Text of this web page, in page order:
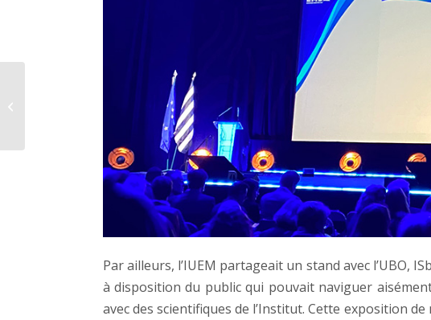
Par ailleurs, l’IUEM partageait un stand avec l’UBO,
à disposition du public qui pouvait naviguer
avec des scientifiques de l’Institut. Cette exposition